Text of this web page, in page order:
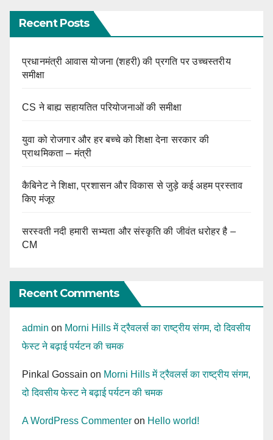
Recent Posts
प्रधानमंत्री आवास योजना (शहरी) की प्रगति पर उच्चस्तरीय
समीक्षा
CS ने बाह्य सहायतित परियोजनाओं की समीक्षा
युवा को रोजगार और हर बच्चे को शिक्षा देना सरकार की
प्राथमिकता – मंत्री
कैबिनेट ने शिक्षा, प्रशासन और विकास से जुड़े कई अहम प्रस्ताव
किए मंजूर
सरस्वती नदी हमारी सभ्यता और संस्कृति की जीवंत धरोहर है –
CM
Recent Comments
admin on Morni Hills में ट्रैवलर्स का राष्ट्रीय संगम, दो दिवसीय
फेस्ट ने बढ़ाई पर्यटन की चमक
Pinkal Gossain on Morni Hills में ट्रैवलर्स का राष्ट्रीय संगम,
दो दिवसीय फेस्ट ने बढ़ाई पर्यटन की चमक
A WordPress Commenter on Hello world!